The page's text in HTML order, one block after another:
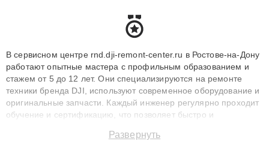
В сервисном центре rnd.dji-remont-center.ru в Ростове-на-Дону
работают опытные мастера с профильным образованием и
стажем от 5 до 12 лет. Они специализируются на ремонте
техники бренда DJI, используют современное оборудование и
оригинальные запчасти. Каждый инженер регулярно проходит
обучение и сертификацию, что позволяет быстро и
сохранением гарантии до 3 лет. Наши мастера решают
Развернуть